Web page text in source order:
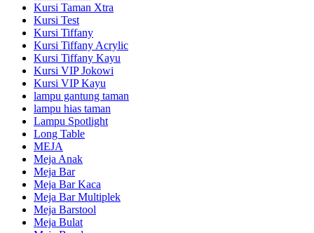
Kursi Taman Xtra
Kursi Test
Kursi Tiffany
Kursi Tiffany Acrylic
Kursi Tiffany Kayu
Kursi VIP Jokowi
Kursi VIP Kayu
lampu gantung taman
lampu hias taman
Lampu Spotlight
Long Table
MEJA
Meja Anak
Meja Bar
Meja Bar Kaca
Meja Bar Multiplek
Meja Barstool
Meja Bulat